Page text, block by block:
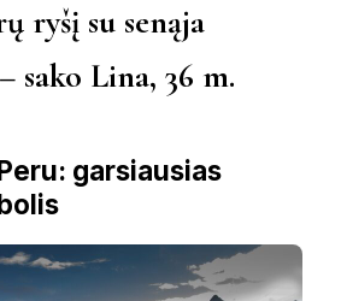
ryšį su senąja
sako Lina, 36 m.
garsiausias